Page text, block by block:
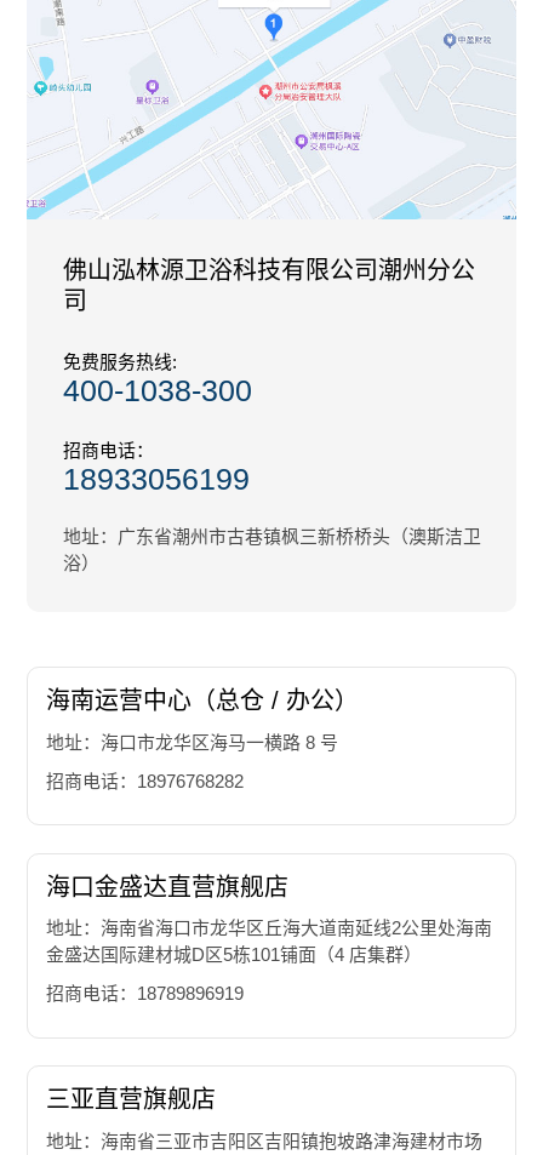
佛山泓林源卫浴科技有限公司潮州分公
司
免费服务热线:
400-1038-300
招商电话：
18933056199
地址：广东省潮州市古巷镇枫三新桥桥头（澳斯洁卫
浴）
海南运营中心（总仓 / 办公）
地址：海口市龙华区海马一横路 8 号
招商电话：18976768282
海口金盛达直营旗舰店
地址：海南省海口市龙华区丘海大道南延线2公里处海南
金盛达国际建材城D区5栋101铺面（4 店集群）
招商电话：18789896919
三亚直营旗舰店
地址：海南省三亚市吉阳区吉阳镇抱坡路津海建材市场